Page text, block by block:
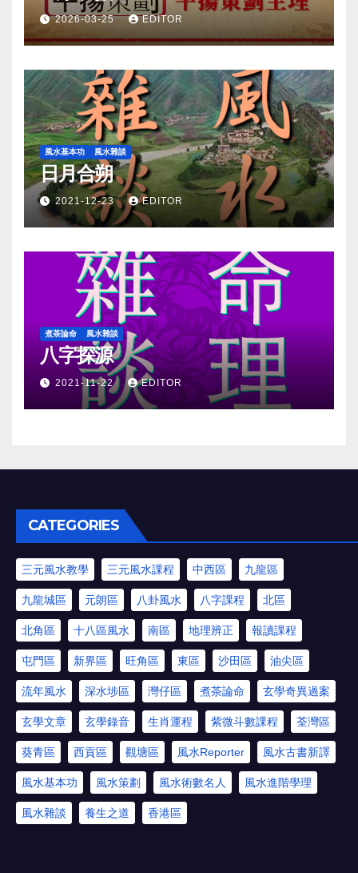
2026-03-25 EDITOR
風水基本功 風水雜談
日月合朔
2021-12-23 EDITOR
煮茶論命 風水雜談
八字探源
2021-11-22 EDITOR
CATEGORIES
三元風水教學 三元風水課程 中西區 九龍區
九龍城區 元朗區 八卦風水 八字課程 北區
北角區 十八區風水 南區 地理辨正 報讀課程
屯門區 新界區 旺角區 東區 沙田區 油尖區
流年風水 深水埗區 灣仔區 煮茶論命 玄學奇異過案
玄學文章 玄學錄音 生肖運程 紫微斗數課程 荃灣區
葵青區 西貢區 觀塘區 風水Reporter 風水古書新譯
風水基本功 風水策劃 風水術數名人 風水進階學理
風水雜談 養生之道 香港區